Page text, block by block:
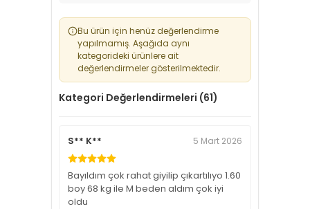
Bu ürün için henüz değerlendirme
yapılmamış. Aşağıda aynı
kategorideki ürünlere ait
değerlendirmeler gösterilmektedir.
Kategori Değerlendirmeleri (61)
S** K** 5 Mart 2026
Bayıldım çok rahat giyilip çıkartılıyo 1.60
boy 68 kg ile M beden aldım çok iyi
oldu